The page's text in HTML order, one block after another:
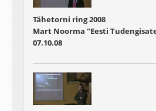
Tähetorni ring 2008
Mart Noorma "Eesti
07.10.08